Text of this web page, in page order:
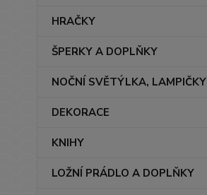
HRAČKY
ŠPERKY A DOPLŇKY
NOČNÍ SVĚTÝLKA, LAMPIČKY
DEKORACE
KNIHY
LOŽNÍ PRÁDLO A DOPLŇKY